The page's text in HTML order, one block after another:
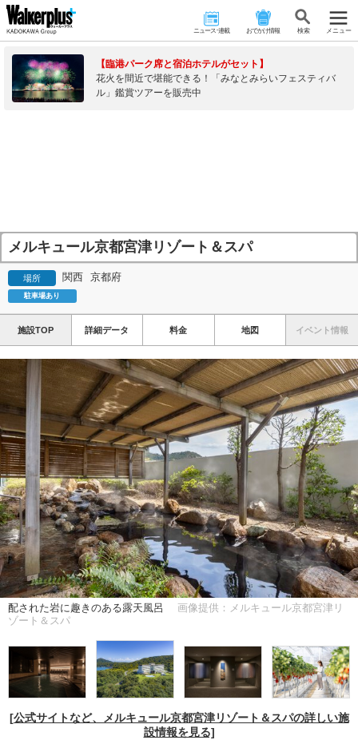
ニュース･連載 おでかけ情報 検 索 メニュー
【臨港パーク席と宿泊ホテルがセット】
花火を間近で堪能できる！「みなとみらいフェスティバ
ル」鑑賞ツアーを販売中
メルキュール京都宮津リゾート＆スパ
場所 関西 京都府
駐車場あり
施設TOP 詳細データ 料金 地図 イベント情報
配された岩に趣きのある露天風呂
画像提供：メルキュール京都宮津リ
ゾート＆スパ
[公式サイトなど、メルキュール京都宮津リゾート＆スパの詳しい施
設情報を見る]